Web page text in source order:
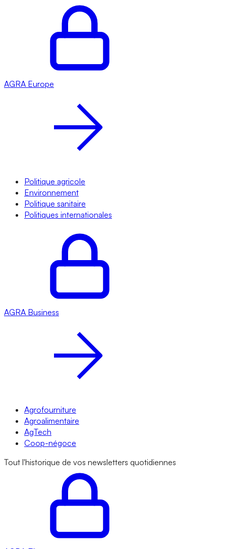
AGRA Europe
Politique agricole
Environnement
Politique sanitaire
Politiques internationales
AGRA Business
Agrofourniture
Agroalimentaire
AgTech
Coop-négoce
Tout l'historique de vos newsletters quotidiennes